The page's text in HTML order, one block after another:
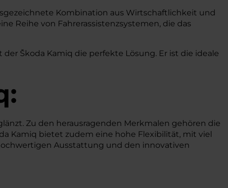
Kombination aus Wirtschaftlichkeit und
Reihe von Fahrerassistenzsystemen, die das
Škoda Kamiq die perfekte Lösung. Er ist die ideale
Zu den herausragenden Merkmalen gehören die
Kamiq bietet zudem eine hohe Flexibilität, mit viel
Ausstattung und den innovativen